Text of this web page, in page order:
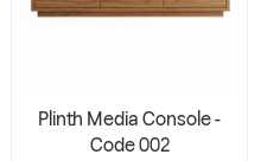
Plinth Media Console -
Code 002